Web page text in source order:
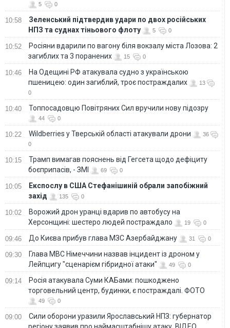
5 0
10:58
Зеленський підтвердив удари по двох російських
НПЗ та суднах тіньового флоту
5 0
10:52
Росіяни вдарили по вагону біля вокзалу міста Лозова: 2
загиблих та 3 поранених
15 0
10:46
На Одещині РФ атакувала судно з українською
пшеницею: один загиблий, троє постраждалих
13
0
10:40 Топпосадовцю Повітряних Сил вручили нову підозру
44 0
10:22 Wildberries у Тверській області атакували дрони
36
0
10:15
Трамп вимагав пояснень від Гегсета щодо дефіциту
боєприпасів, - ЗМІ
69 0
10:05
Експослу в США Стефанішиній обрали запобіжний
захід
135 0
10:02
Ворожий дрон уранці вдарив по автобусу на
Херсонщині: шестеро людей постраждало
19 0
09:46 До Києва прибув глава МЗС Азербайджану 31 0
09:30
Глава МВС Німеччини назвав інцидент із дроном у
Лейпцигу "сценарієм гібридної атаки"
49 0
09:14
Росія атакувала Суми КАБами: пошкоджено
торговельний центр, будинки, є постраждалі. ФОТО
49 0
09:00
Сили оборони уразили Ярославський НПЗ: губернатор
регіону заявив про наймасштабнішу атаку. ВІДЕО